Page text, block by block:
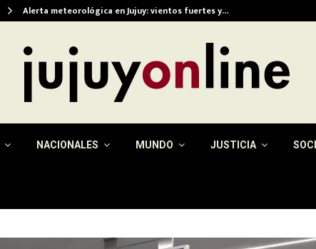
Alerta meteorológica en Jujuy: vientos fuertes y…
NACIONALES MUNDO JUSTICIA